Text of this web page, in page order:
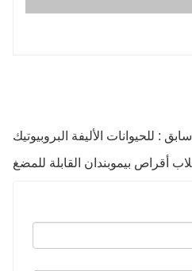
سابق : للحيوانات الأليفة البروبيوتيك